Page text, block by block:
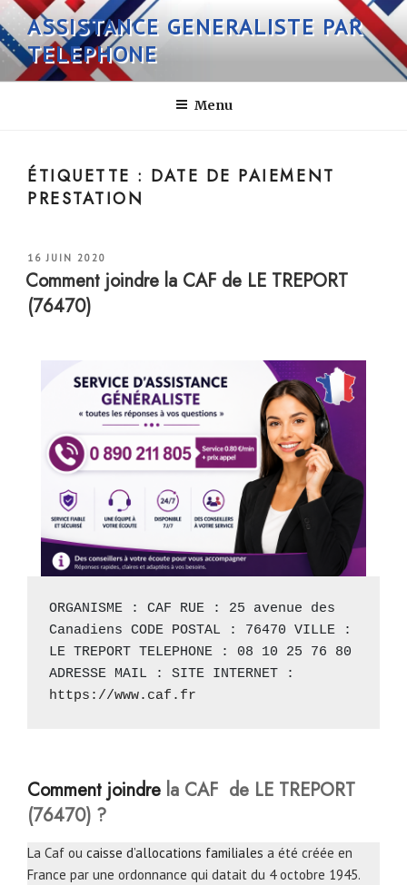
Aller
au
contenu
principal
ASSISTANCE GENERALISTE PAR
TELEPHONE
Menu
ÉTIQUETTE : DATE DE PAIEMENT
PRESTATION
PUBLIÉ
LE
16 JUIN 2020
Comment joindre la CAF de LE TREPORT
(76470)
ORGANISME : CAF RUE : 25 avenue des
Canadiens CODE POSTAL : 76470 VILLE :
LE TREPORT TELEPHONE : 08 10 25 76 80
https://www.caf.fr
Comment joindre la CAF de LE TREPORT
(76470) ?
La Caf ou caisse d’allocations familiales a été créée en
France par une ordonnance qui datait du 4 octobre 1945.